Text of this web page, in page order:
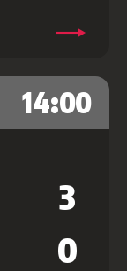
14:00
3
0